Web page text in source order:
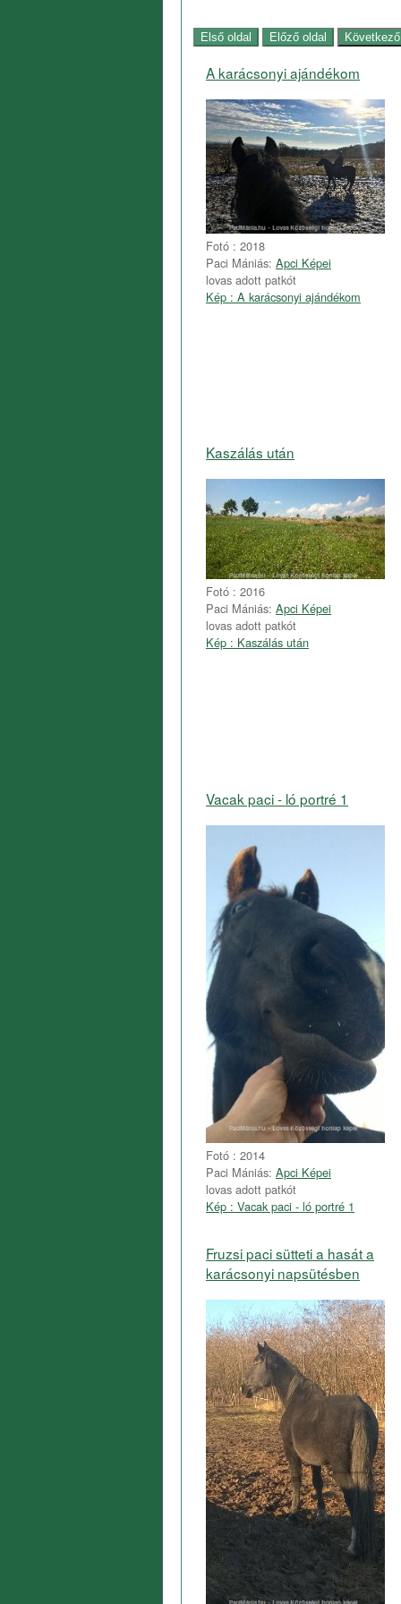
A karácsonyi ajándékom
Fotó : 2018
Paci Mániás: Apci Képei
lovas adott patkót
Kép : A karácsonyi ajándékom
Kaszálás után
Fotó : 2016
Paci Mániás: Apci Képei
lovas adott patkót
Kép : Kaszálás után
Vacak paci - ló portré 1
Fotó : 2014
Paci Mániás: Apci Képei
lovas adott patkót
Kép : Vacak paci - ló portré 1
Fruzsi paci sütteti a hasát a
karácsonyi napsütésben